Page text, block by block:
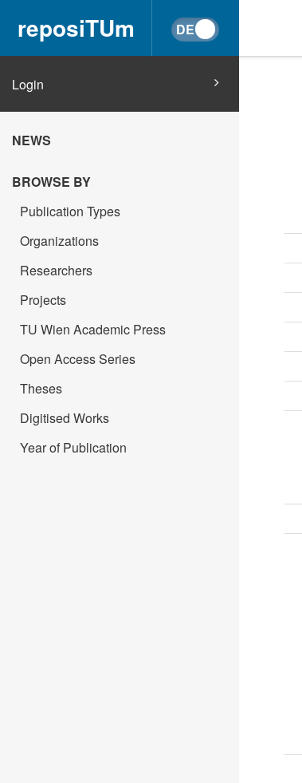
reposiTUm
Login
NEWS
BROWSE BY
Publication Types
Organizations
Researchers
Projects
TU Wien Academic Press
Open Access Series
Theses
Digitised Works
Year of Publication